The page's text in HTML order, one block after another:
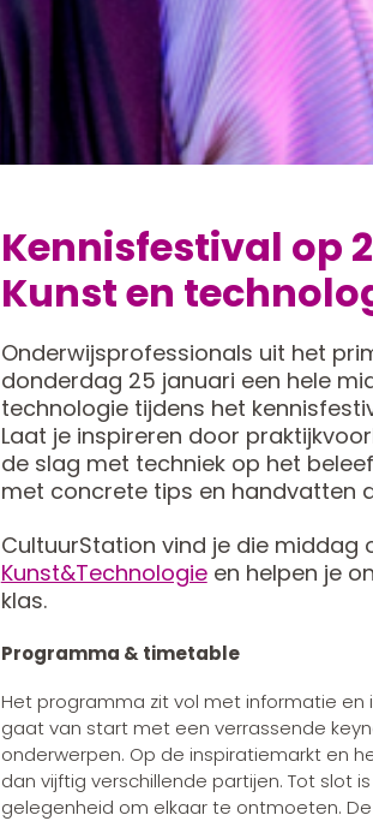
Kennisfestival op
Kunst en
Onderwijsprofessionals uit het
donderdag 25 januari een hele
technologie tijdens het
Laat je inspireren door
de slag met techniek op het
met concrete tips en handvatten
CultuurStation vind je die middag
Kunst&Technologieen helpen je
klas.
Programma & timetable
Het programma zit vol met informatie en
gaat van start met een verrassende
onderwerpen. Op de inspiratiemarkt en
dan vijftig verschillende partijen. Tot slot
gelegenheid om elkaar te ontmoeten.